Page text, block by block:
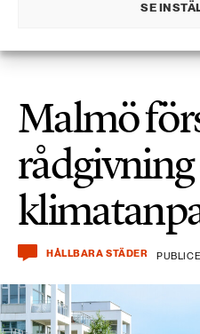
SE
Malmö
HÅLLBARA STÄDER